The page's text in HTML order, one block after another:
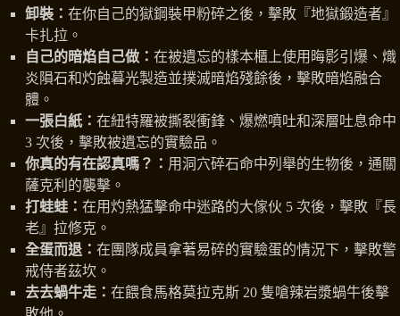
卸裝： 在你自己的獄鋼裝甲粉碎之後，擊敗『地獄鍛造者』
卡扎拉。
自己的暗焰自己做： 在被遺忘的樣本櫃上使用晦影引爆、熾
炎隕石和灼蝕暮光製造並撲滅暗焰殘餘後，擊敗暗焰融合
體。
一張白紙： 在紐特羅被撕裂衝鋒、爆燃噴吐和深層吐息命中
3 次後，擊敗被遺忘的實驗品。
你真的有在認真嗎？： 用洞穴碎石命中列舉的生物後，通關
薩克利的襲擊。
打蛙蛙： 在用灼熱猛擊命中迷路的大傢伙 5 次後，擊敗『長
老』拉修克。
全蛋而退： 在團隊成員拿著易碎的實驗蛋的情況下，擊敗警
戒侍者茲坎。
去去蝸牛走： 在餵食馬格莫拉克斯 20 隻嗆辣岩漿蝸牛後擊